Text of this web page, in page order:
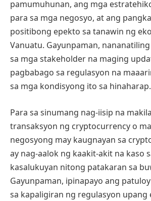
pamumuhunan, ang mga
para sa mga negosyo, at ang
positibong epekto sa tanawin ng
Vanuatu. Gayunpaman,
sa mga stakeholder na maging
pagbabago sa regulasyon na
sa mga kondisyong ito sa hinaharap.
Para sa sinumang nag-iisip na
transaksyon ng cryptocurrency o
negosyong may kaugnayan sa
ay nag-aalok ng kaakit-akit na kaso
kasalukuyan nitong patakaran sa
Gayunpaman, ipinapayo ang
sa kapaligiran ng regulasyon upang